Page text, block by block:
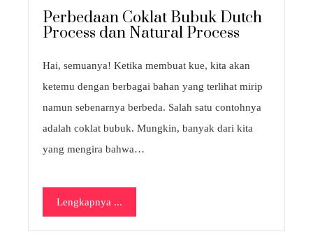
Perbedaan Coklat Bubuk Dutch
Process dan Natural Process
Hai, semuanya! Ketika membuat kue, kita akan
ketemu dengan berbagai bahan yang terlihat mirip
namun sebenarnya berbeda. Salah satu contohnya
adalah coklat bubuk. Mungkin, banyak dari kita
yang mengira bahwa…
Lengkapnya ...